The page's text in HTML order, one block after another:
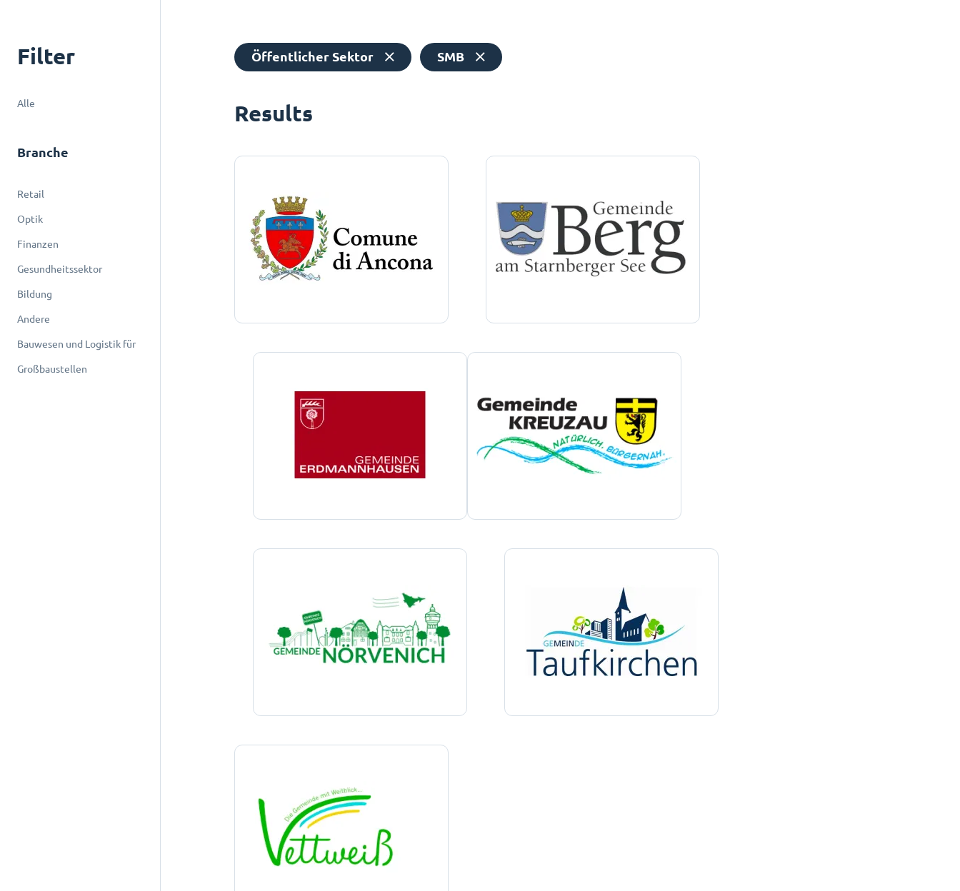
Filter
Alle
Branche
Retail
Optik
Finanzen
Gesundheitssektor
Bildung
Andere
Bauwesen und Logistik für
Großbaustellen
Öffentlicher Sektor SMB
Results